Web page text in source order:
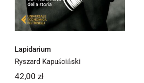
Lapidarium
Ryszard Kapuściński
42,00 zł